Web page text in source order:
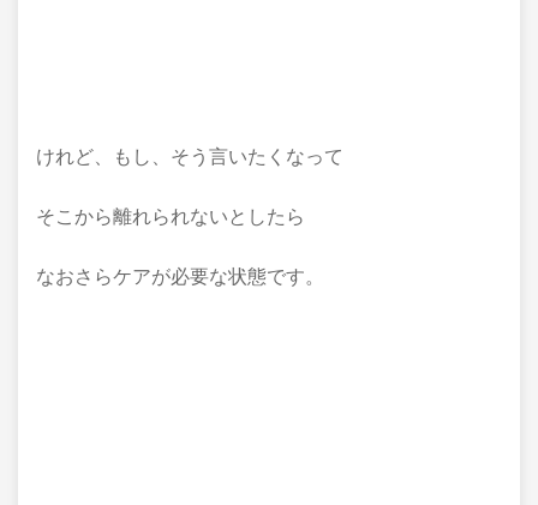
けれど、もし、そう言いたくなって
そこから離れられないとしたら
なおさらケアが必要な状態です。